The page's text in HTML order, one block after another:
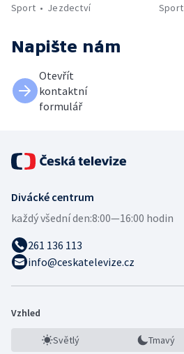
Sport
Jezdectví
Sport
Napište nám
Otevřít
kontaktní
formulář
Divácké centrum
každý všední den:8:00—16:00 hodin
261 136 113
info@ceskatelevize.cz
Vzhled
Světlý Tmavý